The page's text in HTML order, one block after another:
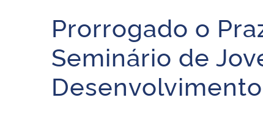
Institucional
Início do conteúdo
Prorrogado o
Seminário de
Desenvolvimento